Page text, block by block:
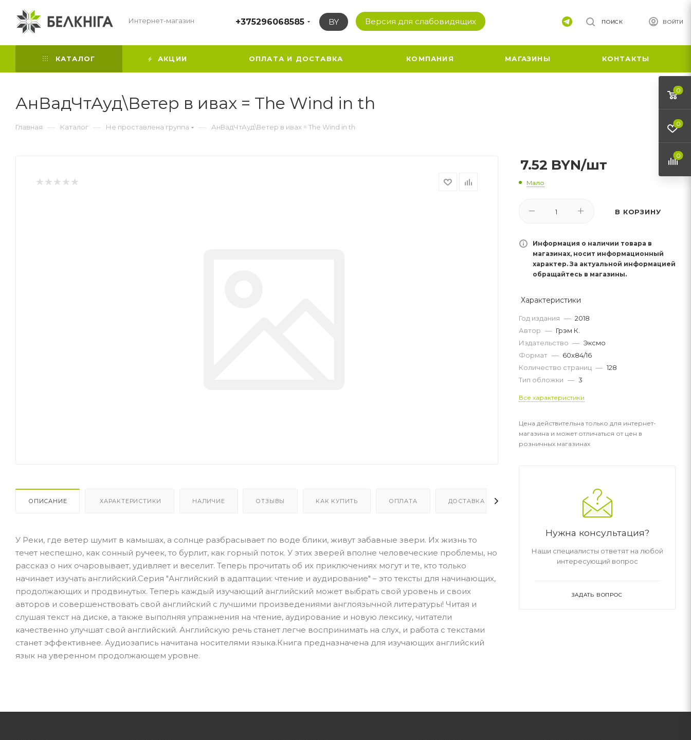
Интернет-магазин +375296068585 BY Версия для слабовидящих ВОЙТИ
ПОИСК
КАТАЛОГ АКЦИИ ОПЛАТА И ДОСТАВКА КОМПАНИЯ МАГАЗИНЫ КОНТАКТЫ
АнВадЧтАуд\Ветер в ивах = The Wind in th
Главная — Каталог — Не проставлена группа — АнВадЧтАуд\Ветер в ивах = The Wind in th
ОПИСАНИЕ ХАРАКТЕРИСТИКИ НАЛИЧИЕ ОТЗЫВЫ КАК КУПИТЬ ОПЛАТА ДОСТАВКА
У Реки, где ветер шумит в камышах, а солнце разбрасывает по воде блики, живут забавные звери. Их жизнь то
течет неспешно, как сонный ручеек, то бурлит, как горный поток. У этих зверей вполне человеческие проблемы, но
рассказ о них очаровывает, удивляет и веселит. Теперь прочитать об их приключениях могут и те, кто только
начинает изучать английский.Серия "Английский в адаптации: чтение и аудирование" – это тексты для начинающих,
продолжающих и продвинутых. Теперь каждый изучающий английский может выбрать свой уровень и своих
авторов и совершенствовать свой английский с лучшими произведениями англоязычной литературы! Читая и
слушая текст на диске, а также выполняя упражнения на чтение, аудирование и новую лексику, читатели
качественно улучшат свой английский. Английскую речь станет легче воспринимать на слух, и работа с текстами
станет эффективнее. Аудиозапись начитана носителями языка.Книга предназначена для изучающих английский
язык на уверенном продолжающем уровне.
7.52 BYN/шт
Мало
В КОРЗИНУ
Информация о наличии товара в
магазинах, носит информационный
характер. За актуальной информацией
обращайтесь в магазины.
Характеристики
Год издания — 2018
Автор — Грэм К.
Издательство — Эксмо
Формат — 60x84/16
Количество страниц — 128
Тип обложки — 3
Все характеристики
Цена действительна только для интернет-
магазина и может отличаться от цен в
розничных магазинах
Нужна консультация?
Наши специалисты ответят на любой
интересующий вопрос
ЗАДАТЬ ВОПРОС
0
0
0